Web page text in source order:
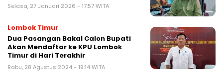
Selasa, 27 Januari 2026 - 17:57 WITA
Lombok Timur
Dua Pasangan Bakal Calon Bupati
Akan Mendaftar ke KPU Lombok
Timur di Hari Terakhir
Rabu, 28 Agustus 2024 - 19:14 WITA